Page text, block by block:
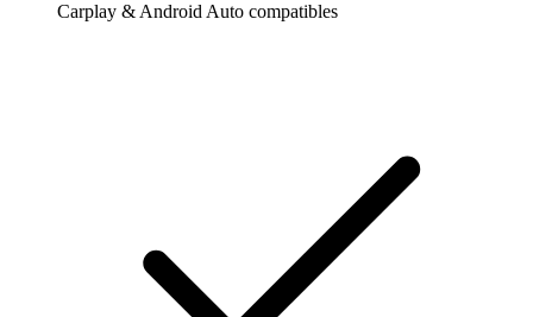
Carplay & Android Auto compatibles